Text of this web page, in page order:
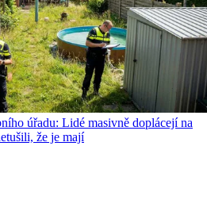
úřadu: Lidé masivně doplácejí na
že je mají